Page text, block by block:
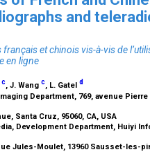
and
et chinois vis-à-vis de
en ligne
c, J. Wang c, L. Gatel d
Department, 769, avenue
Santa Cruz, 95060, CA, USA
Development Department, Huiyi
Jules-Moulet, 13960 Sausset-les-